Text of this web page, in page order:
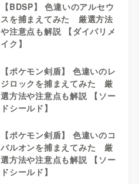
【BDSP】 色違いのアルセウ
スを捕まえてみた 厳選方法
や注意点も解説 【ダイパリメ
イク】
【ポケモン剣盾】 色違いのレ
ジロックを捕まえてみた 厳
選方法や注意点も解説 【ソー
ドシールド】
【ポケモン剣盾】 色違いのコ
バルオンを捕まえてみた 厳
選方法や注意点も解説 【ソー
ドシールド】